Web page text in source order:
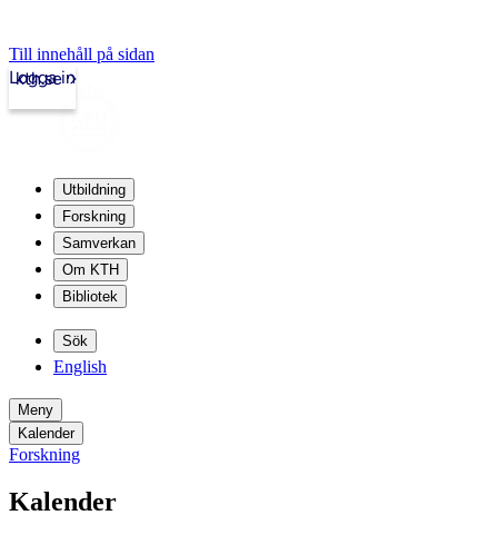
Till innehåll på sidan
kth.se
Logga in
Utbildning
Forskning
Samverkan
Om KTH
Bibliotek
Sök
English
Meny
Kalender
Forskning
Kalender